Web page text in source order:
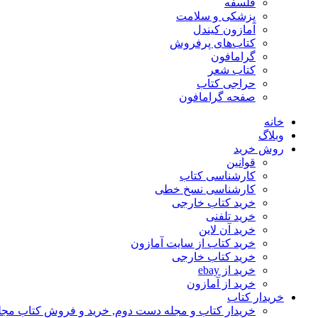
فلسفه
پزشکی و سلامت
آمازون کیندل
کتاب‌های پرفروش
گرامافون
کتاب شعر
حراجی کتاب
صفحه گرامافون
خانه
وبلاگ
روش خرید
قوانین
کارشناسی کتاب
کارشناسی نسخ خطی
خرید کتاب خارجی
خرید تلفنی
خرید آن لاین
خرید کتاب از سایت آمازون
خرید کتاب خارجی
خرید از ebay
خرید از آمازون
خریدار کتاب
خریدار کتاب و مجله دست دوم, خرید و فروش کتاب